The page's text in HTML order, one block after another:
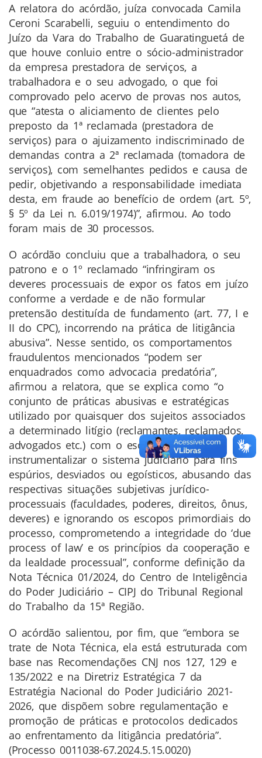
A relatora do acórdão, juíza convocada Camila
Ceroni Scarabelli, seguiu o entendimento do
Juízo da Vara do Trabalho de Guaratinguetá de
que houve conluio entre o sócio-administrador
da empresa prestadora de serviços, a
trabalhadora e o seu advogado, o que foi
comprovado pelo acervo de provas nos autos,
que “atesta o aliciamento de clientes pelo
preposto da 1ª reclamada (prestadora de
serviços) para o ajuizamento indiscriminado de
demandas contra a 2ª reclamada (tomadora de
serviços), com semelhantes pedidos e causa de
pedir, objetivando a responsabilidade imediata
desta, em fraude ao benefício de ordem (art. 5º,
§ 5º da Lei n. 6.019/1974)”, afirmou. Ao todo
foram mais de 30 processos.
O acórdão concluiu que a trabalhadora, o seu
patrono e o 1º reclamado “infringiram os
deveres processuais de expor os fatos em juízo
conforme a verdade e de não formular
pretensão destituída de fundamento (art. 77, I e
II do CPC), incorrendo na prática de litigância
abusiva”. Nesse sentido, os comportamentos
fraudulentos mencionados “podem ser
enquadrados como advocacia predatória”,
afirmou a relatora, que se explica como “o
conjunto de práticas abusivas e estratégicas
utilizado por quaisquer dos sujeitos associados
a determinado litígio (reclamantes, reclamados,
advogados etc.) com o escopo de
instrumentalizar o sistema judiciário para fins
espúrios, desviados ou egoísticos, abusando das
respectivas situações subjetivas jurídico-
processuais (faculdades, poderes, direitos, ônus,
deveres) e ignorando os escopos primordiais do
processo, comprometendo a integridade do ‘due
process of law’ e os princípios da cooperação e
da lealdade processual”, conforme definição da
Nota Técnica 01/2024, do Centro de Inteligência
do Poder Judiciário – CIPJ do Tribunal Regional
do Trabalho da 15ª Região.
O acórdão salientou, por fim, que “embora se
trate de Nota Técnica, ela está estruturada com
base nas Recomendações CNJ nos 127, 129 e
135/2022 e na Diretriz Estratégica 7 da
Estratégia Nacional do Poder Judiciário 2021-
2026, que dispõem sobre regulamentação e
promoção de práticas e protocolos dedicados
ao enfrentamento da litigância predatória”.
(Processo 0011038-67.2024.5.15.0020)